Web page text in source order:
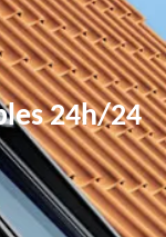
24h/24